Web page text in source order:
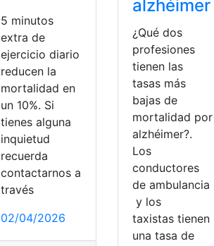
5 minutos
extra de
ejercicio diario
reducen la
mortalidad en
un 10%. Si
tienes alguna
inquietud
recuerda
contactarnos a
través
02/04/2026
alzhéimer
¿Qué dos
profesiones
tienen las
tasas más
bajas de
mortalidad por
alzhéimer?.
Los
conductores
de ambulancia
y los
taxistas tienen
una tasa de